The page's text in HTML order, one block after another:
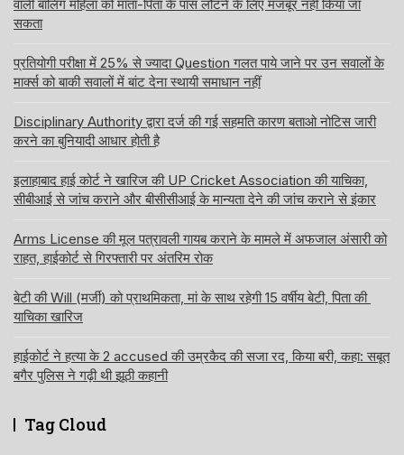
वाली बालिग महिला को माता-पिता के पास लौटने के लिए मजबूर नहीं किया जा
सकता
प्रतियोगी परीक्षा में 25% से ज्यादा Question गलत पाये जाने पर उन सवालों के
मार्क्स को बाकी सवालों में बांट देना स्थायी समाधान नहीं
Disciplinary Authority द्वारा दर्ज की गई सहमति कारण बताओ नोटिस जारी
करने का बुनियादी आधार होती है
इलाहाबाद हाई कोर्ट ने खारिज की UP Cricket Association की याचिका,
सीबीआई से जांच कराने और बीसीसीआई के मान्यता देने की जांच कराने से इंकार
Arms License की मूल पत्रावली गायब कराने के मामले में अफजाल अंसारी को
राहत, हाईकोर्ट से गिरफ्तारी पर अंतरिम रोक
बेटी की Will (मर्जी) को प्राथमिकता, मां के साथ रहेगी 15 वर्षीय बेटी, पिता की
याचिका खारिज
हाईकोर्ट ने हत्या के 2 accused की उम्रकैद की सजा रद, किया बरी, कहा: सबूत
बगैर पुलिस ने गढ़ी थी झूठी कहानी
Tag Cloud